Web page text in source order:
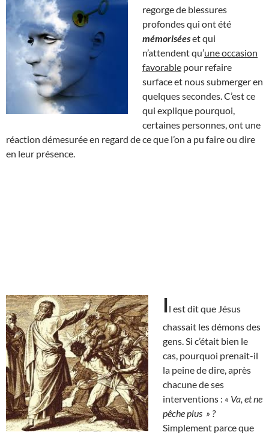
regorge de blessures
profondes qui ont été
mémoriséeset qui
n’attendent qu’une occasion
favorable pour refaire
surface et nous submerger en
quelques secondes. C’est ce
qui explique pourquoi,
certaines personnes, ont une
réaction démesurée en regard de ce que l’on a pu faire ou dire
en leur présence.
Il est dit que Jésus
chassait les démons des
gens. Si c’était bien le
cas, pourquoi prenait-il
la peine de dire, après
chacune de ses
interventions : « Va, et ne
pêche plus » ?
Simplement parce que